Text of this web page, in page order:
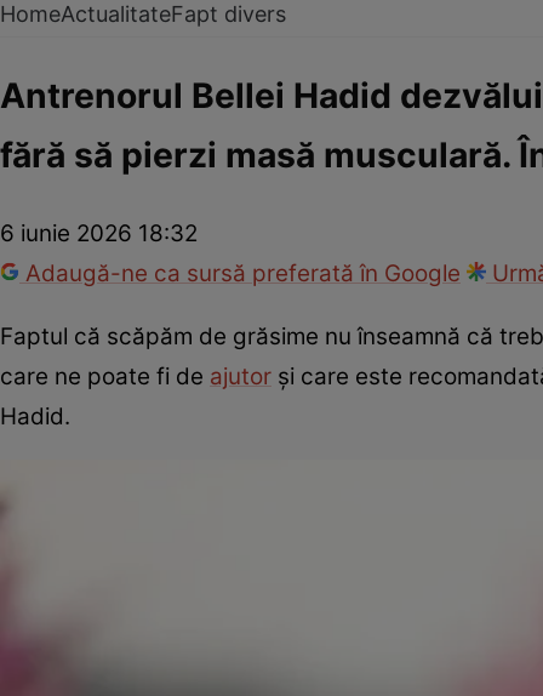
HomeActualitateFapt divers
Antrenorul Bellei Hadid
fără să pierzi masă musculară.
6 iunie 2026 18:32
Adaugă-ne ca sursă preferată în Google
Faptul că scăpăm de grăsime nu înseamnă că
care ne poate fi de ajutor și care este
Hadid.